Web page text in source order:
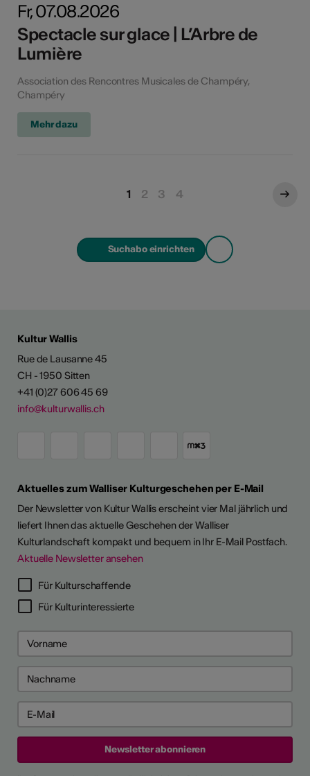
Fr, 07.08.2026
Spectacle sur glace | L’Arbre de
Lumière
Association des Rencontres Musicales de Champéry,
Champéry
Mehr dazu
1 2 3 4
Suchabo einrichten
Kultur Wallis
Rue de Lausanne 45
CH - 1950 Sitten
+41 (0)27 606 45 69
info@kulturwallis.ch
Aktuelles zum Walliser Kulturgeschehen per E-Mail
Der Newsletter von Kultur Wallis erscheint vier Mal jährlich und
liefert Ihnen das aktuelle Geschehen der Walliser
Kulturlandschaft kompakt und bequem in Ihr E-Mail Postfach.
Aktuelle Newsletter ansehen
Für Kulturschaffende
Für Kulturinteressierte